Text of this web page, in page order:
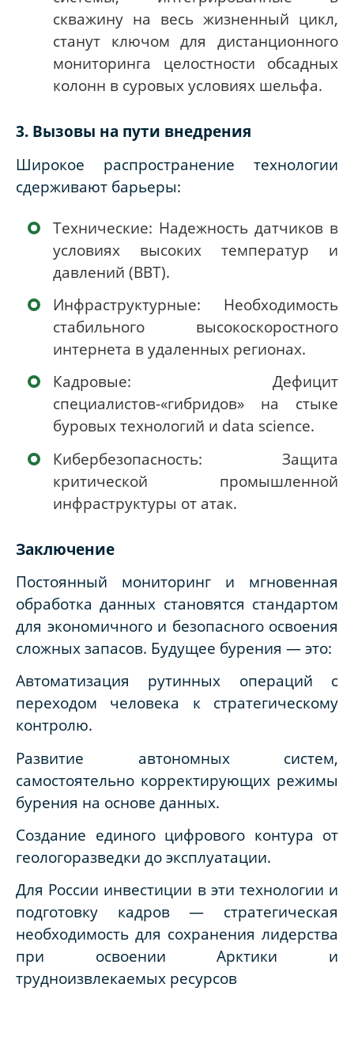
скважину на весь жизненный цикл,
станут ключом для дистанционного
мониторинга целостности обсадных
колонн в суровых условиях шельфа.
3. Вызовы на пути внедрения
Широкое распространение технологии
сдерживают барьеры:
Технические: Надежность датчиков в
условиях высоких температур и
давлений (ВВТ).
Инфраструктурные: Необходимость
стабильного высокоскоростного
интернета в удаленных регионах.
Кадровые: Дефицит
специалистов-«гибридов» на стыке
буровых технологий и data science.
Кибербезопасность: Защита
критической промышленной
инфраструктуры от атак.
Заключение
Постоянный мониторинг и мгновенная
обработка данных становятся стандартом
для экономичного и безопасного освоения
сложных запасов. Будущее бурения — это:
Автоматизация рутинных операций с
переходом человека к стратегическому
контролю.
Развитие автономных систем,
самостоятельно корректирующих режимы
бурения на основе данных.
Создание единого цифрового контура от
геологоразведки до эксплуатации.
Для России инвестиции в эти технологии и
подготовку кадров — стратегическая
необходимость для сохранения лидерства
при освоении Арктики и
трудноизвлекаемых ресурсов